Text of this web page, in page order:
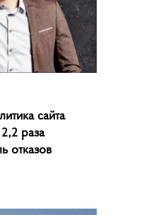
сайта
раза
отказов